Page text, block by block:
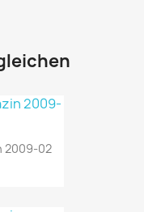
2009-02